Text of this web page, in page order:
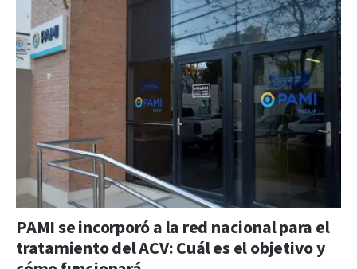
PAMI se incorporó a la red nacional para el
tratamiento del ACV: Cuál es el objetivo y